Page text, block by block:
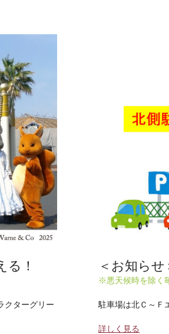
る！
クターグリー
＜お知ら
※悪天候時を除く
駐車場は北Ｃ～Ｆ
詳しく見る